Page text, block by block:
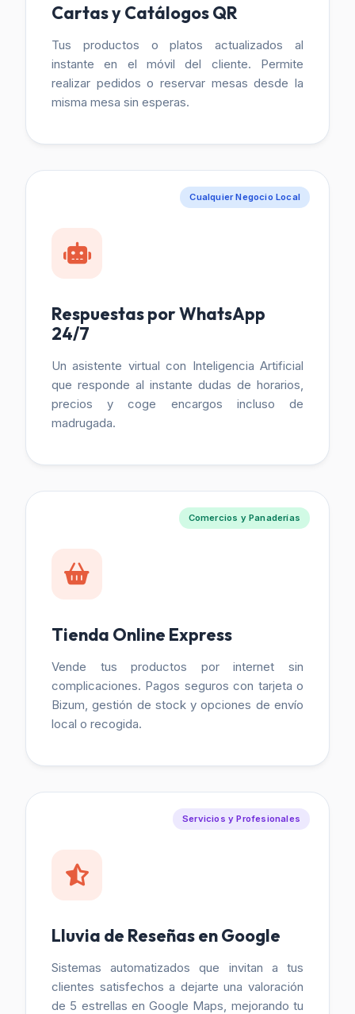
Cartas y Catálogos QR
Tus productos o platos actualizados al
instante en el móvil del cliente. Permite
realizar pedidos o reservar mesas desde la
misma mesa sin esperas.
Cualquier Negocio Local
Respuestas por WhatsApp
24/7
Un asistente virtual con Inteligencia Artificial
que responde al instante dudas de horarios,
precios y coge encargos incluso de
madrugada.
Comercios y Panaderías
Tienda Online Express
Vende tus productos por internet sin
complicaciones. Pagos seguros con tarjeta o
Bizum, gestión de stock y opciones de envío
local o recogida.
Servicios y Profesionales
Lluvia de Reseñas en Google
Sistemas automatizados que invitan a tus
clientes satisfechos a dejarte una valoración
de 5 estrellas en Google Maps, mejorando tu